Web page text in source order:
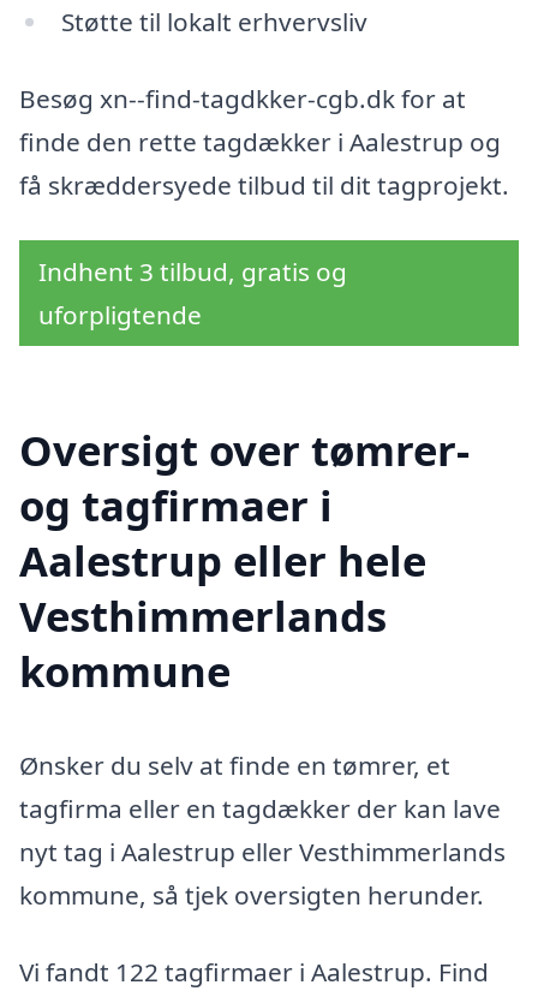
Støtte til lokalt erhvervsliv
Besøg xn--find-tagdkker-cgb.dk for at
finde den rette tagdækker i Aalestrup og
få skræddersyede tilbud til dit tagprojekt.
Indhent 3 tilbud, gratis og
uforpligtende
Oversigt over tømrer-
og tagfirmaer i
Aalestrup eller hele
Vesthimmerlands
kommune
Ønsker du selv at finde en tømrer, et
tagfirma eller en tagdækker der kan lave
nyt tag i Aalestrup eller Vesthimmerlands
kommune, så tjek oversigten herunder.
Vi fandt 122 tagfirmaer i Aalestrup. Find